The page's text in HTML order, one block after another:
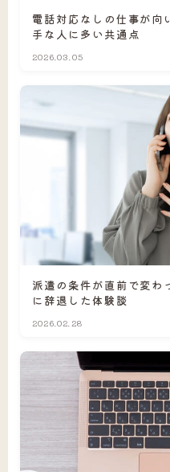
電話対応なしの仕事が向
手な人に多い共通点
2026.03.05
派遣の条件が直前で変
に辞退した体験談
2026.02.28